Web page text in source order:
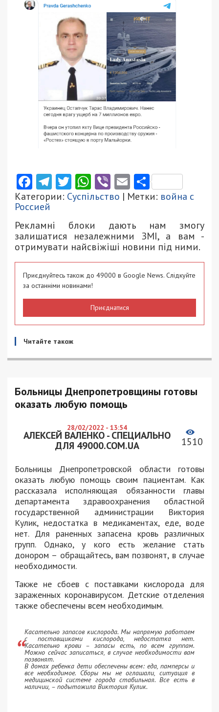
Facebook
Telegram
Twitter
WhatsApp
ViberEmail
Категории: Суспільство | Метки: война с
Россией
Рекламні блоки дають нам змогу
залишатися незалежними ЗМІ, а вам -
отримувати найсвіжіші новини під ними.
Приєднуйтесь також до 49000 в Google News. Слідкуйте
за останніми новинами!
Приєднатися
Читайте також
Больницы Днепропетровщины готовы
оказать любую помощь
28/02/2022 - 13:54
АЛЕКСЕЙ ВАЛЕНКО - СПЕЦИАЛЬНО
ДЛЯ 49000.COM.UA
1510
Больницы Днепропетровской области готовы
оказать любую помощь своим пациентам. Как
рассказала исполняющая обязанности главы
департамента здравоохранения областной
государственной администрации Виктория
Кулик, недостатка в медикаментах, еде, воде
нет. Для раненных запасена кровь различных
групп. Однако, у кого есть желание стать
донором – обращайтесь, вам позвонят, в случае
необходимости.
Также не сбоев с поставками кислорода для
зараженных коронавирусом. Детские отделения
также обеспечены всем необходимым.
Касательно запасов кислорода. Мы напрямую работаем
с поставщиками кислорода, недостатка нет.
Касательно крови – запасы есть, по всем группам.
Можно сейчас записаться, в случае необходимости вам
позвонят.
В домах ребенка дети обеспечены всем: еда, памперсы и
все необходимое. Сборы мы не оглашали, ситуация в
медицинской системе города стабильная. Все есть в
наличии, – подытожила Виктория Кулик.